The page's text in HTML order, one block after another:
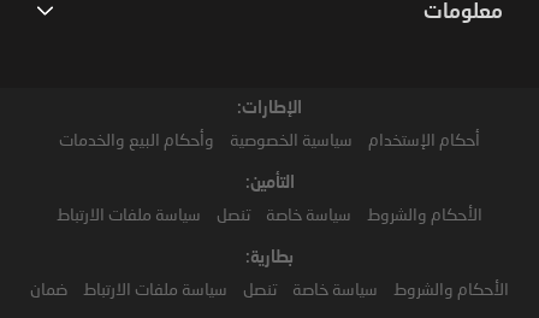
معلومات
الإطارات:
أحكام الإستخدام سياسية الخصوصية وأحكام البيع والخدمات
التأمين:
الأحكام والشروط سياسة خاصة تنصل سياسة ملفات الارتباط
بطارية:
الأحكام والشروط سياسة خاصة تنصل سياسة ملفات الارتباط ضمان